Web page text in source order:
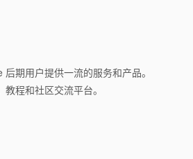
期用户提供一流的服务和产品。
程和社区交流平台。